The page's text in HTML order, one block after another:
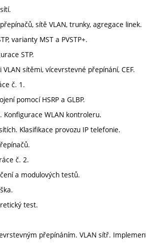
sítě VLAN, trunky, agregace linek.
varianty MST a PVSTP+.
STP.
sítěmi, vícevrstevné přepínání, CEF.
č. 1.
pomocí HSRP a GLBP.
Konfigurace WLAN kontroleru.
Klasifikace provozu IP telefonie.
č. 2.
a modulových testů.
test.
přepínáním. VLAN sítř.